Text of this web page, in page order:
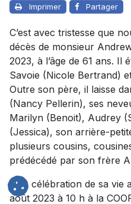
Imprimer Partager
C’est avec tristesse que
décès de monsieur
2023, à l’âge de 61 ans. Il
Savoie (Nicole Bertrand)
Outre son père, il laisse
(Nancy Pellerin), ses
Marilyn (Benoit), Audrey
(Jessica), son arrière-
plusieurs cousins,
prédécédé par son frère
Une célébration de sa vie
août 2023 à 10 h à la